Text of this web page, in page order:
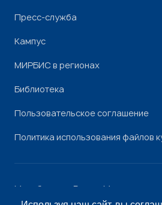
Пресс-служба
Кампус
МИРБИС в регионах
Библиотека
Пользовательское соглашение
Политика использования файлов
Минобрнауки России
РоскомнадзорРособрнадзор